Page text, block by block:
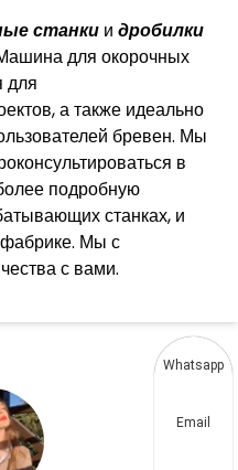
станки и дробилки
для окорочных
для
а также идеально
бревен. Мы
в
подробную
станках, и
Мы с
с вами.
Whatsapp
Email